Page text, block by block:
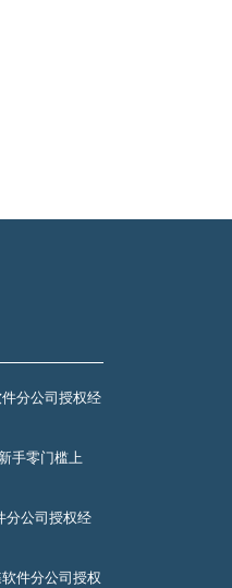
分公司授权经
手零门槛上
分公司授权经
件分公司授权